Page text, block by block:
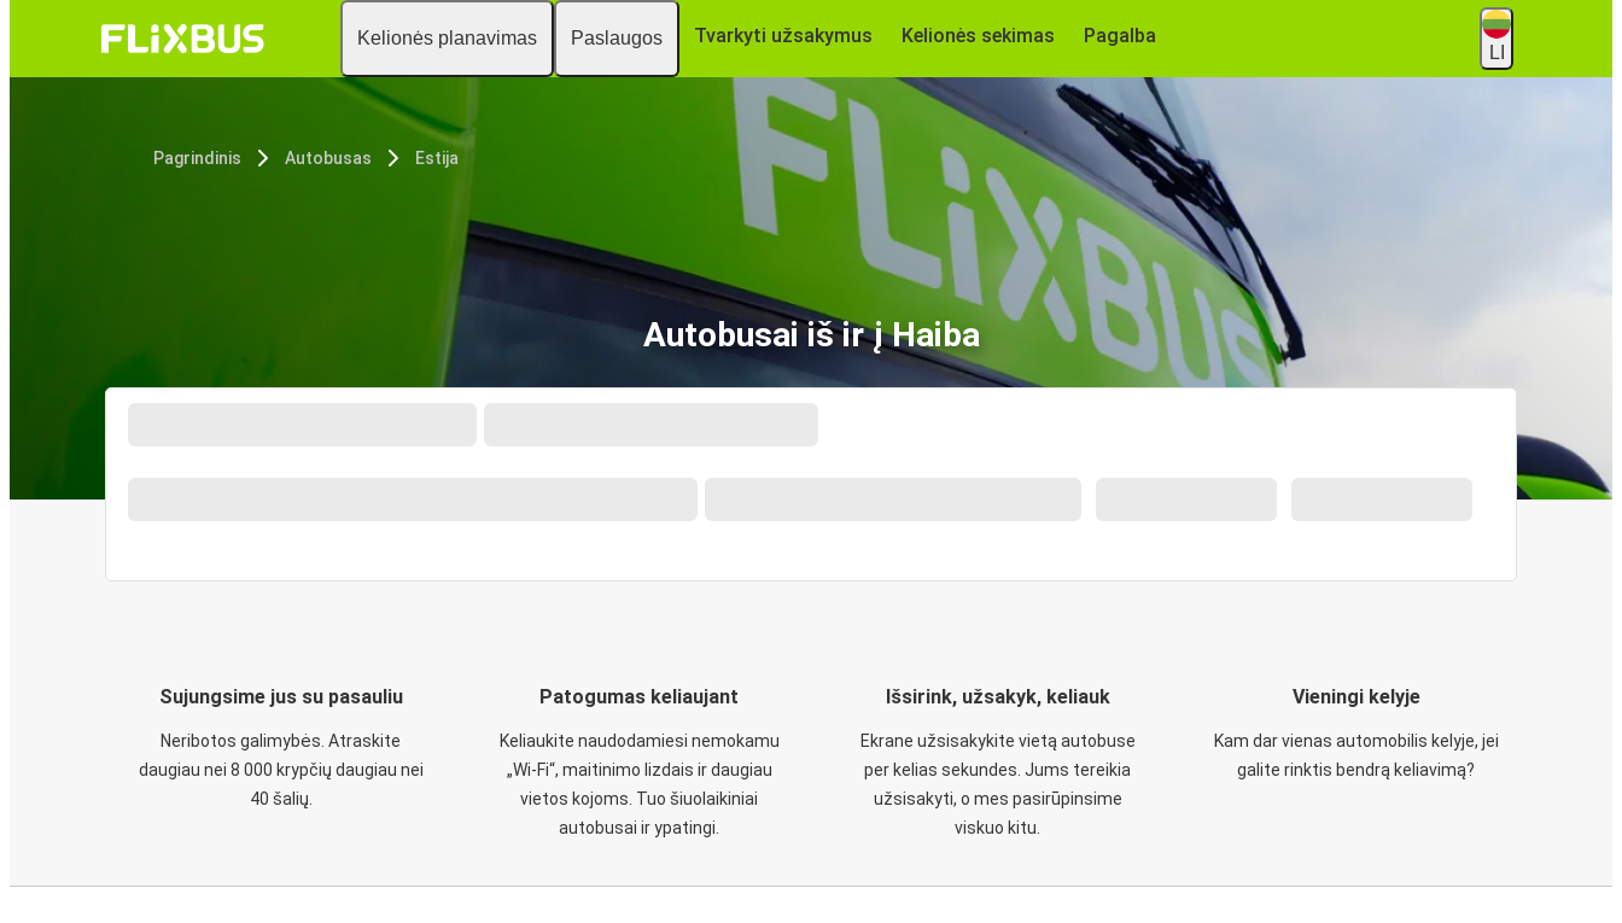
Kelionės planavimas Paslaugos Tvarkyti užsakymus Kelionės sekimas Pagalba
LI
Pagrindinis Autobusas Estija
Autobusai iš ir į Haiba
Sujungsime jus su pasauliu
Neribotos galimybės. Atraskite
daugiau nei 8 000 krypčių daugiau nei
40 šalių.
Patogumas keliaujant
Keliaukite naudodamiesi nemokamu
„Wi-Fi“, maitinimo lizdais ir daugiau
vietos kojoms. Tuo šiuolaikiniai
autobusai ir ypatingi.
Išsirink, užsakyk, keliauk
Ekrane užsisakykite vietą autobuse
per kelias sekundes. Jums tereikia
užsisakyti, o mes pasirūpinsime
viskuo kitu.
Vieningi kelyje
Kam dar vienas automobilis kelyje, jei
galite rinktis bendrą keliavimą?